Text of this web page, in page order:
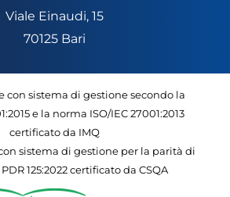
Viale Einaudi, 15
70125 Bari
con sistema di gestione secondo la
e la norma ISO/IEC 27001:2013
certificato da IMQ
sistema di gestione per la parità di
125:2022 certificato da CSQA